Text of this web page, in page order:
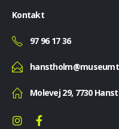
Kontakt
97 96 17 36
Molevej 29, 7730